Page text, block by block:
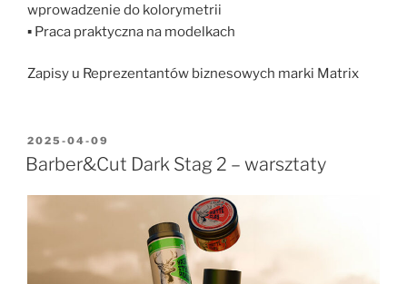
wprowadzenie do kolorymetrii
▪ Praca praktyczna na modelkach
Zapisy u Reprezentantów biznesowych marki Matrix
2025-04-09
Barber&Cut Dark Stag 2 – warsztaty